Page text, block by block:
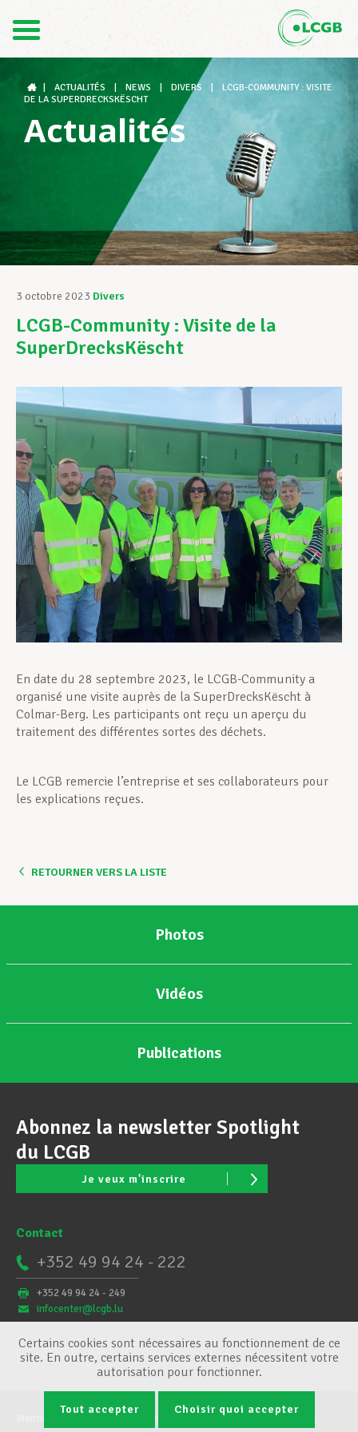
DE
Le LCGB
Structures syndicales
Assistance au Travail
Vos droits
Assistance en vie privée
Développement professionnel
Devenir Membre
Actualités
ACTUALITÉS NEWS DIVERS
LCGB-COMMUNITY : VISITE
DE LA SUPERDRECKSKËSCHT
Actualités
3 octobre 2023 Divers
LCGB-Community : Visite de la
SuperDrecksKëscht
En date du 28 septembre 2023, le LCGB-Community a
organisé une visite auprès de la SuperDrecksKëscht à
Colmar-Berg. Les participants ont reçu un aperçu du
traitement des différentes sortes des déchets.
Le LCGB remercie l’entreprise et ses collaborateurs pour
les explications reçues.
RETOURNER VERS LA LISTE
Photos
Vidéos
Publications
Abonnez la newsletter Spotlight
du LCGB
Je veux m'inscrire
Contact
+352 49 94 24 - 222
+352 49 94 24 - 249
infocenter@lcgb.lu
Conditions générales Gestion des cookies
Certains cookies sont nécessaires au fonctionnement de ce
site. En outre, certains services externes nécessitent votre
autorisation pour fonctionner.
Tout accepter Choisir quoi accepter